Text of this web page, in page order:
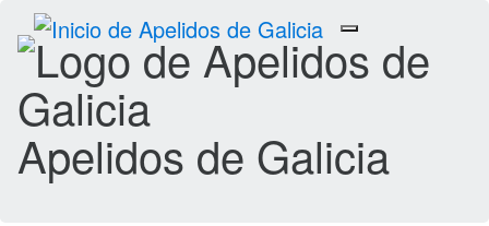
Toggle
navigation
Apelidos de Galicia